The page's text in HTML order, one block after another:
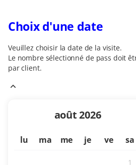
Choix d'une date
Veuillez choisir la date de la visite.
Le nombre sélectionné de pass doit
par client.
Mois
cours
août2026
lu ma me je ve sa
1